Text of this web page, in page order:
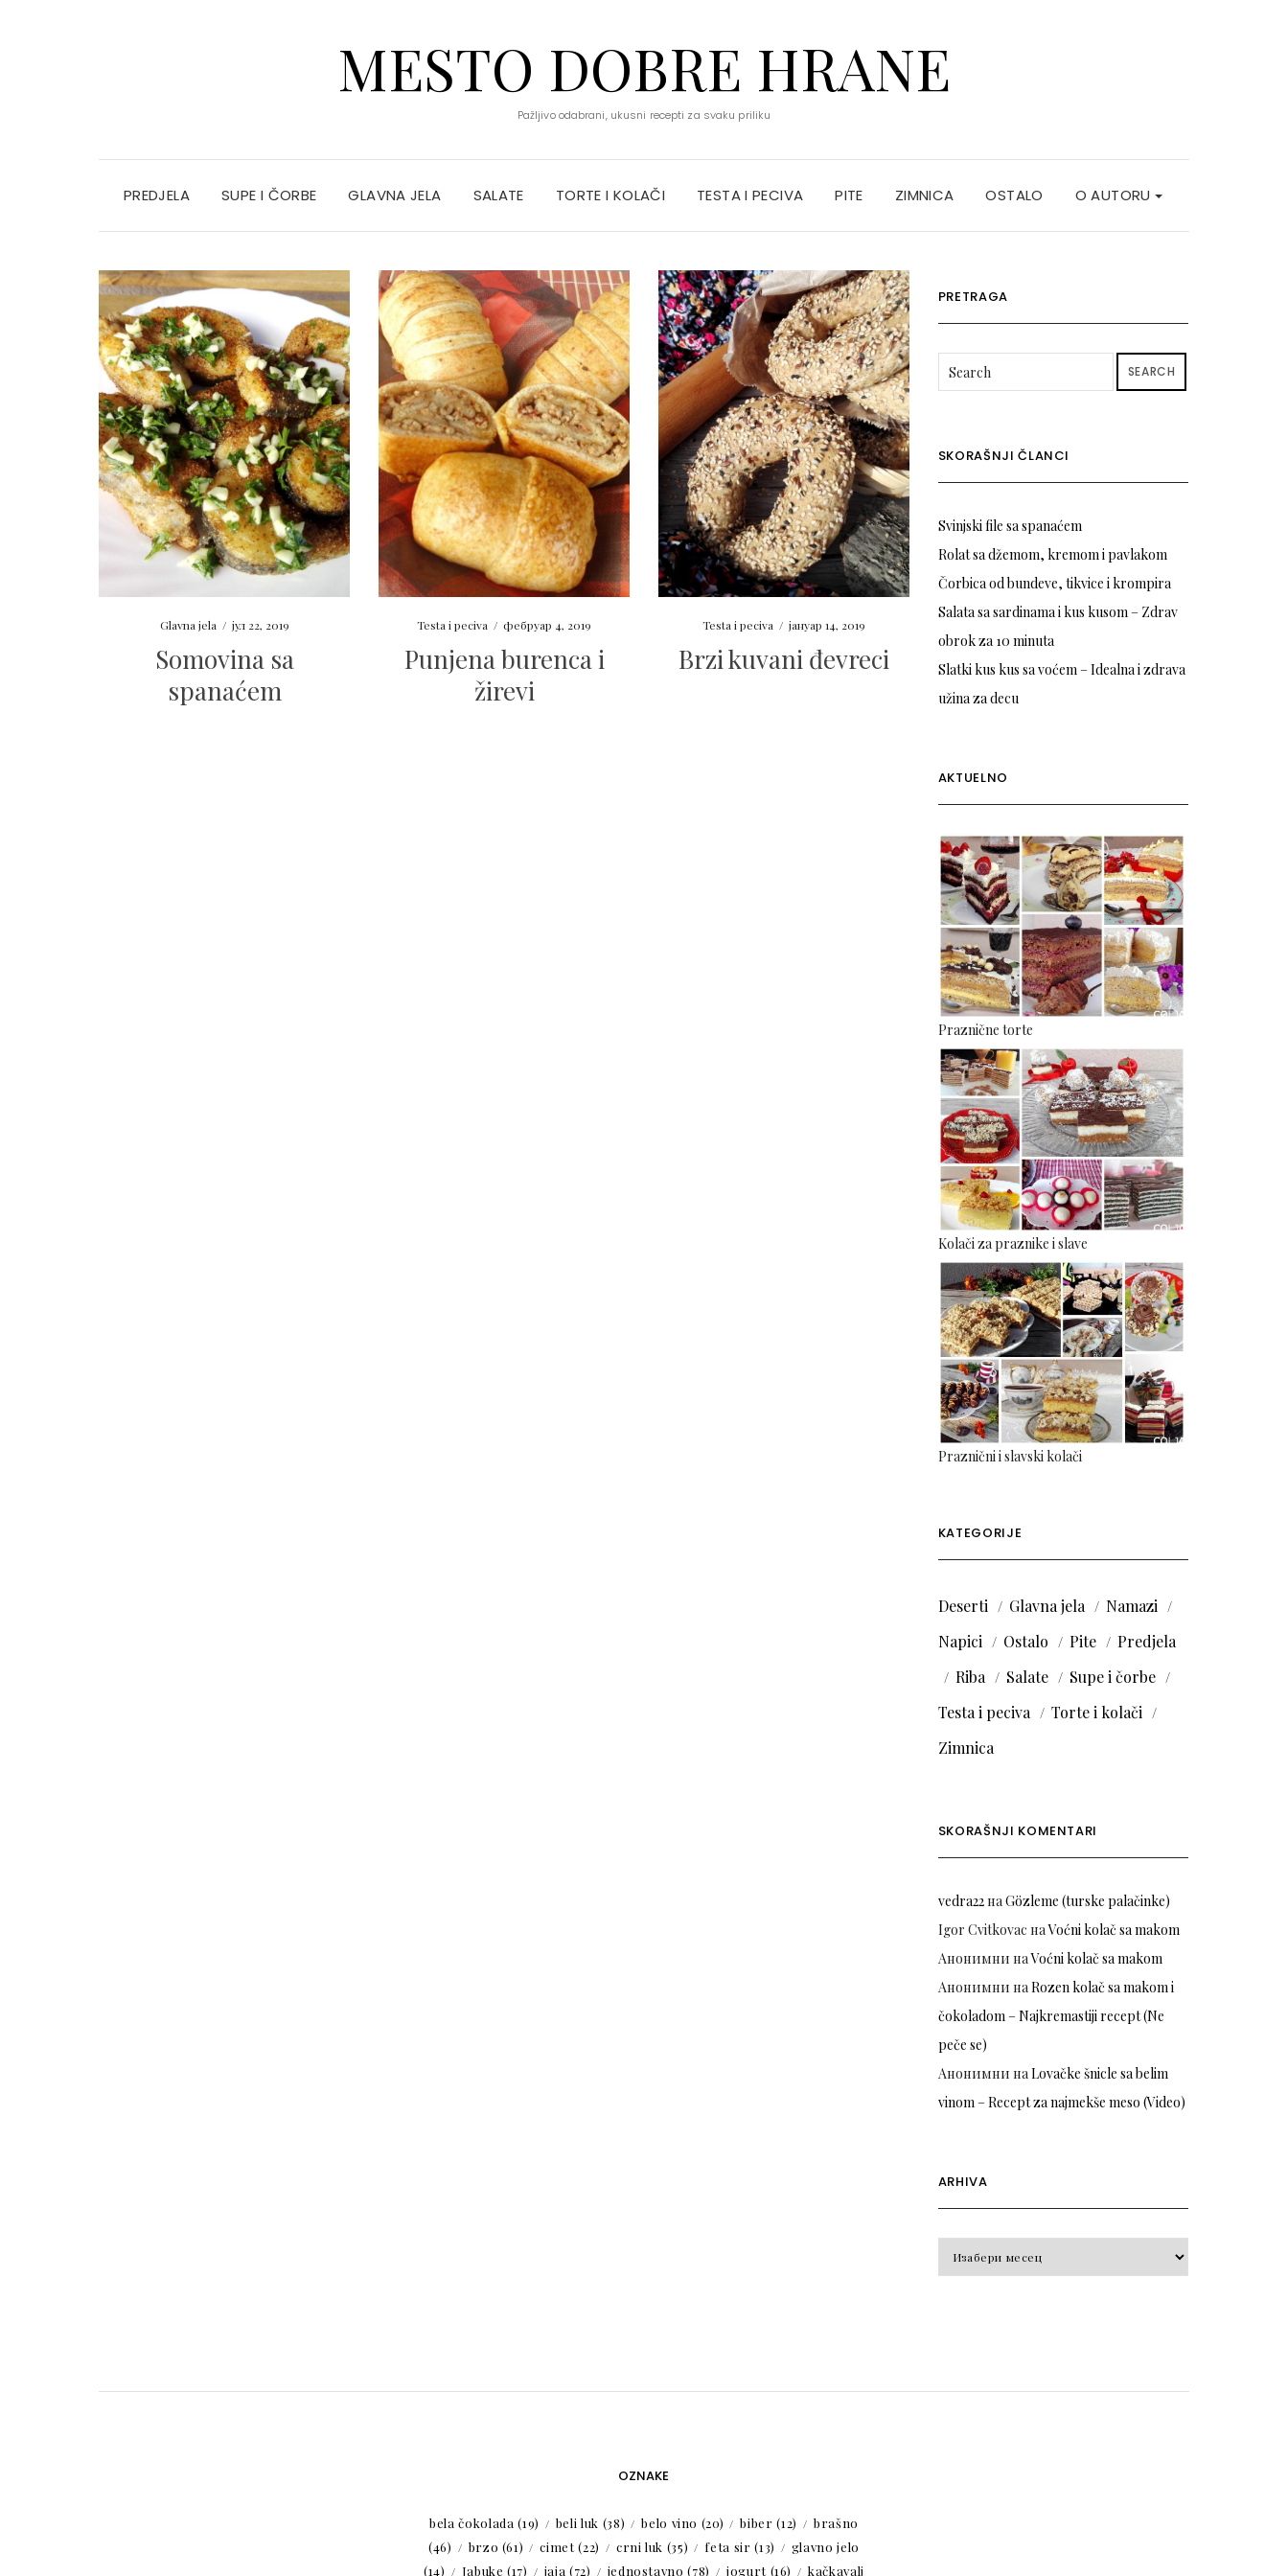
MESTO DOBRE HRANE
Pažljivo odabrani, ukusni recepti za svaku priliku
PREDJELA SUPE I ČORBE GLAVNA JELA SALATE TORTE I KOLAČI TESTA I PECIVA PITE ZIMNICA OSTALO O AUTORU
Glavna jela / јул 22, 2019
Somovina sa
spanaćem
Testa i peciva / фебруар 4, 2019
Punjena burenca i
žirevi
Testa i peciva / јануар 14, 2019
Brzi kuvani đevreci
PRETRAGA
SEARCH
SKORAŠNJI ČLANCI
Svinjski file sa spanaćem
Rolat sa džemom, kremom i pavlakom
Čorbica od bundeve, tikvice i krompira
Salata sa sardinama i kus kusom – Zdrav
obrok za 10 minuta
Slatki kus kus sa voćem – Idealna i zdrava
užina za decu
AKTUELNO
Praznične torte
Kolači za praznike i slave
Praznični i slavski kolači
KATEGORIJE
Deserti Glavna jela
Namazi
Napici
Ostalo Pite
Predjela
Riba
Salate
Supe i čorbe
Testa i peciva
Torte i kolači
Zimnica
SKORAŠNJI KOMENTARI
vedra22наGözleme (turske palačinke)
Igor Cvitkovac наVoćni kolač sa makom
Анонимни наVoćni kolač sa makom
Анонимни наRozen kolač sa makom i
čokoladom – Najkremastiji recept (Ne
peče se)
Анонимни наLovačke šnicle sa belim
vinom – Recept za najmekše meso (Video)
ARHIVA
OZNAKE
bela čokolada (19) beli luk (38) belo vino (20) biber (12)
brašno
(46)
brzo (61) cimet(22) crni luk (35) feta sir (13)
glavno jelo
(14)
Jabuke (17) jaja (72) jednostavno (78) jogurt(16) kačkavalj